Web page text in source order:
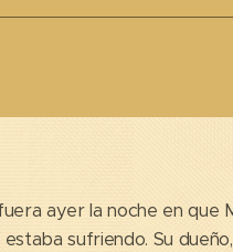
ayer la noche en que
sufriendo. Su